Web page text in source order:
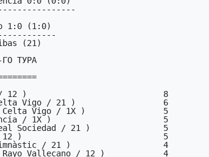
1:0 (1:0)
ГО ТУРА